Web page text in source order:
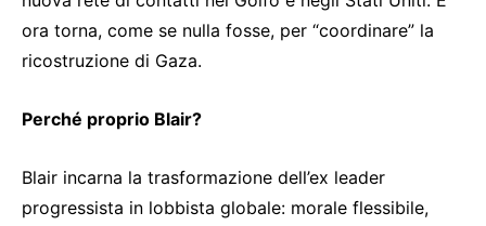
ora torna, come se nulla fosse, per “coordinare” la
ricostruzione di Gaza.
Perché proprio Blair?
Blair incarna la trasformazione dell’ex leader
progressista in lobbista globale: morale flessibile,